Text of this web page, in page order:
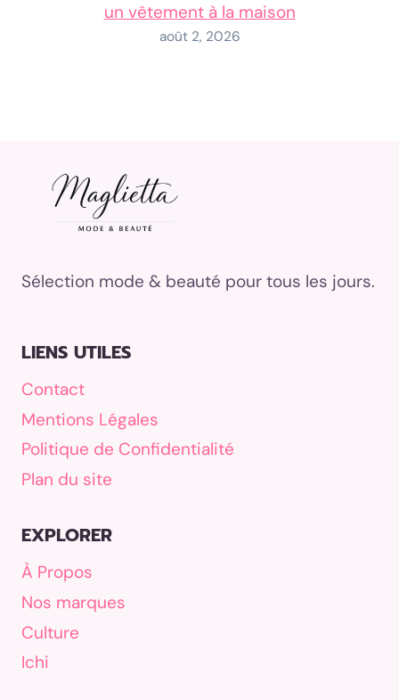
un vêtement à la maison
août 2, 2026
Sélection mode & beauté pour tous les jours.
LIENS UTILES
Contact
Mentions Légales
Politique de Confidentialité
Plan du site
EXPLORER
À Propos
Nos marques
Culture
Ichi